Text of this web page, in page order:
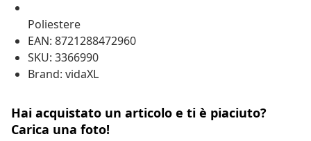
Poliestere
EAN: 8721288472960
SKU: 3366990
Brand: vidaXL
Hai acquistato un articolo e ti è piaciuto?
Carica una foto!